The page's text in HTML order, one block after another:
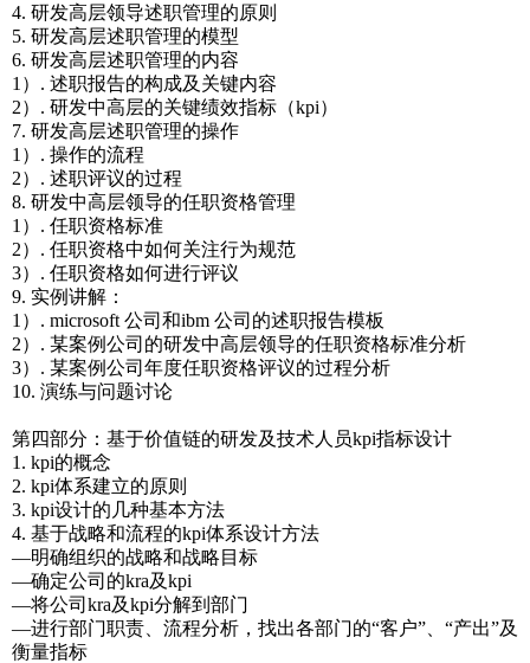
4. 研发高层领导述职管理的原则
5. 研发高层述职管理的模型
6. 研发高层述职管理的内容
1）. 述职报告的构成及关键内容
2）. 研发中高层的关键绩效指标（kpi）
7. 研发高层述职管理的操作
1）. 操作的流程
2）. 述职评议的过程
8. 研发中高层领导的任职资格管理
1）. 任职资格标准
2）. 任职资格中如何关注行为规范
3）. 任职资格如何进行评议
9. 实例讲解：
1）. microsoft 公司和ibm 公司的述职报告模板
2）. 某案例公司的研发中高层领导的任职资格标准分析
3）. 某案例公司年度任职资格评议的过程分析
10. 演练与问题讨论
第四部分：基于价值链的研发及技术人员kpi指标设计
1. kpi的概念
2. kpi体系建立的原则
3. kpi设计的几种基本方法
4. 基于战略和流程的kpi体系设计方法
—明确组织的战略和战略目标
—确定公司的kra及kpi
—将公司kra及kpi分解到部门
—进行部门职责、流程分析，找出各部门的“客户”、“产出”及
衡量指标